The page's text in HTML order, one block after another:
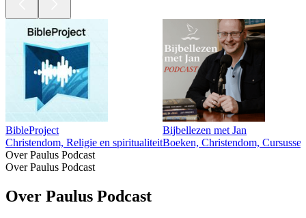
BibleProject
Christendom, Religie en spiritualiteit
Bijbellezen met Jan
Boeken, Christendom,
Over Paulus Podcast
Over Paulus Podcast
Over Paulus Podcast